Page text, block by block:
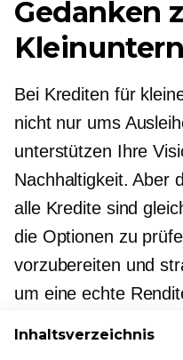
Gedanken
Bei Krediten für
nicht nur ums
unterstützen Ihre
Nachhaltigkeit. Aber
alle Kredite sind
die Optionen zu
vorzubereiten und
um eine echte
Inhaltsverzeichnis